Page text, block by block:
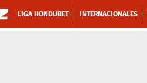
LIGA HONDUBET INTERNACIONALES